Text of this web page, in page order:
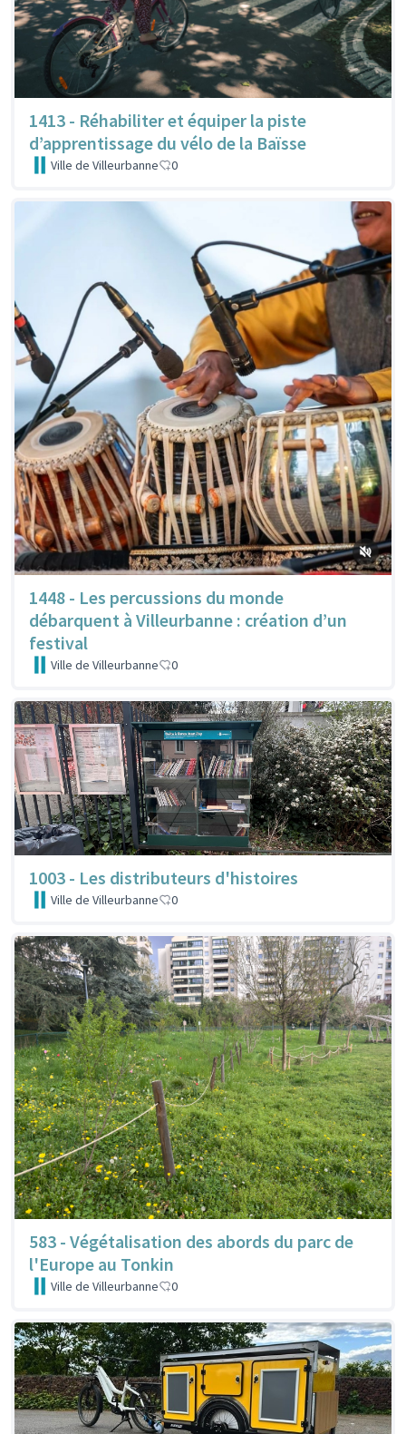
1413 - Réhabiliter et équiper la piste
d’apprentissage du vélo de la Baïsse
Ville de Villeurbanne 0
1448 - Les percussions du monde
débarquent à Villeurbanne : création d’un
festival
Ville de Villeurbanne 0
1003 - Les distributeurs d'histoires
Ville de Villeurbanne 0
583 - Végétalisation des abords du parc de
l'Europe au Tonkin
Ville de Villeurbanne 0